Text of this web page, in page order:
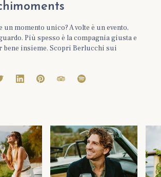
un momento unico? A volte è un evento,
Più spesso è la compagnia giusta e
bene insieme. Scopri Berlucchi sui